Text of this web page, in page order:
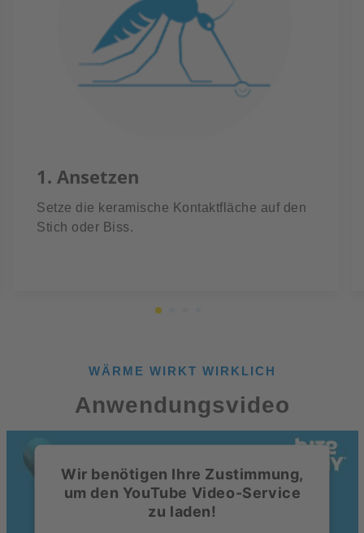
1. Ansetzen
Setze die keramische Kontaktfläche auf den
Stich oder Biss.
WÄRME WIRKT WIRKLICH
Anwendungsvideo
Wir benötigen Ihre Zustimmung,
um den YouTube Video-Service
zu laden!